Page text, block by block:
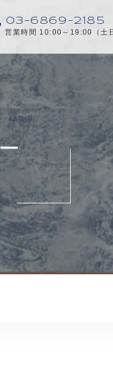
03-6869-2185
営業時間 10:00～19:00（土